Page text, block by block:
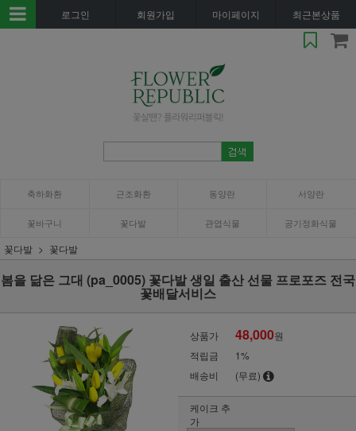
로그인 회원가입 마이페이지 최근본상품
축하화환 근조화환 동양란 서양란
꽃바구니 꽃다발 관엽식물 공기정화식물
꽃다발 꽃다발
봄을 닮은 그대 (pa_0005) 꽃다발 생일 출산 선물 프로포즈 전국
꽃배달서비스
상품가 48,000원
적립금
1%
배송비
(무료)
케이크 추
가